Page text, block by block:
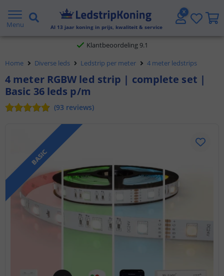
Menu Al 13 jaar koning in prijs, kwaliteit & service
Gratis verzending vanaf € 20,- NL en BE
Klantbeoordeling 9.1
Voor 23:45 uur besteld,morgen in huis
Home Diverse leds Ledstrip per meter 4 meter ledstrips
4 meter RGBW led strip | complete set |
Basic 36 leds p/m
(93 reviews)
BASIC